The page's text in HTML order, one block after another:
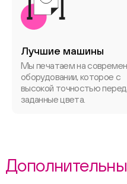
Лучшие машины
Мы печатаем на
оборудовании, которое с
высокой точностью
заданные цвета.